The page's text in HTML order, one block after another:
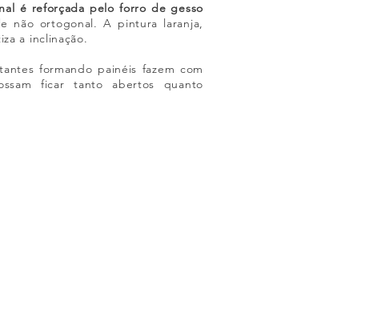
é reforçada pelo forro de gesso
não ortogonal. A pintura laranja,
a inclinação.
formando painéis fazem com
ficar tanto abertos quanto